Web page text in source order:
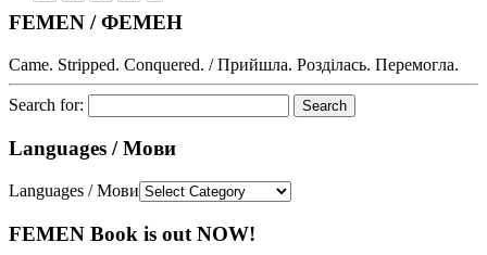
FEMEN / ФЕМЕН
Came. Stripped. Conquered. / Прийшла. Розділась. Перемогла.
Search for:
Languages / Мови
Languages / Мови
FEMEN Book is out NOW!